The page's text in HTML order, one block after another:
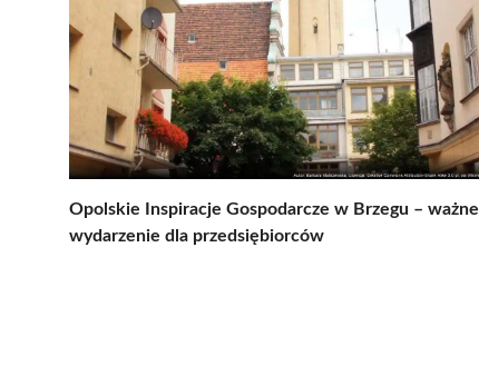
Opolskie Inspiracje Gospodarcze w Brzegu – ważne
wydarzenie dla przedsiębiorców